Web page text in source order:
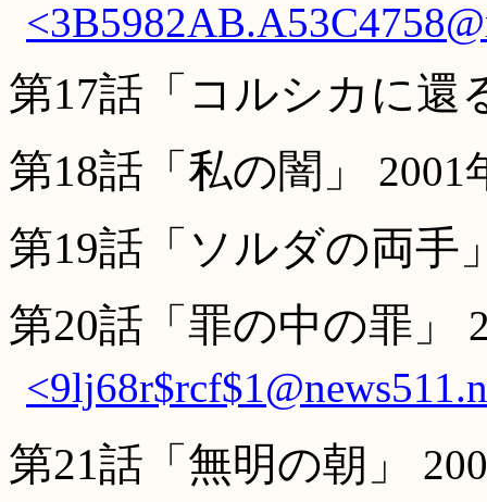
第17話「コルシカに還
第18話「私の闇」
2001
第19話「ソルダの両手
第20話「罪の中の罪」
第21話「無明の朝」